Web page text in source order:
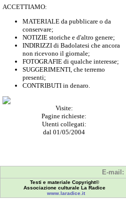
ACCETTIAMO:
MATERIALE da pubblicare o da
conservare;
NOTIZIE storiche e d'altro genere;
INDIRIZZI di Badolatesi che ancora
non ricevono il giornale;
FOTOGRAFIE di qualche interesse;
SUGGERIMENTI, che terremo
presenti;
CONTRIBUTI in denaro.
Visite:
Pagine richieste:
Utenti collegati:
dal 01/05/2004
E-mail:
Testi e materiale Copyright©
Associazione culturale La Radice
www.laradice.it